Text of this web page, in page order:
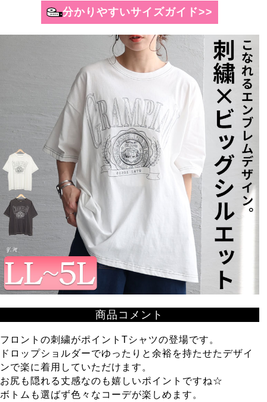
分かりやすいサイズガイド>>
商品コメント
フロントの刺繍がポイントTシャツの登場です。
ドロップショルダーでゆったりと余裕を持たせたデザイ
ンで楽に着用していただけます。
お尻も隠れる丈感なのも嬉しいポイントですね☆
ボトムも選ばず色々なコーデが楽しめます。